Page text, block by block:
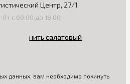
Центр, 27/1
с 09:00 до 18:00
данных, вам необходимо покинуть